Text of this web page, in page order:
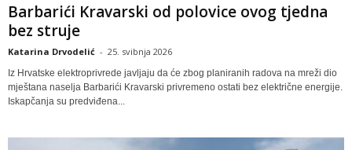
Barbarići Kravarski od polovice ovog tjedna
bez struje
Katarina Drvodelić - 25. svibnja 2026
Iz Hrvatske elektroprivrede javljaju da će zbog planiranih radova na mreži dio
mještana naselja Barbarići Kravarski privremeno ostati bez električne energije.
Iskapčanja su predviđena...